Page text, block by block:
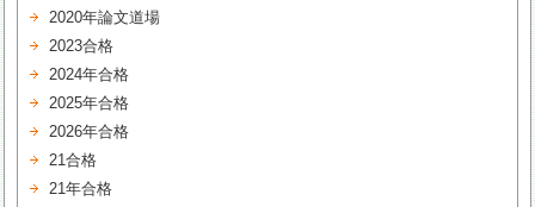
2020年論文道場
2023合格
2024年合格
2025年合格
2026年合格
21合格
21年合格